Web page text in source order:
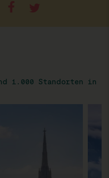
1.000 Standorten in